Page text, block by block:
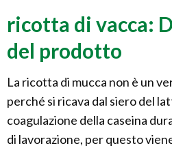
ricotta di vacca:
del prodotto
La ricotta di mucca non è un
perché si ricava dal siero del
coagulazione della caseina
di lavorazione, per questo